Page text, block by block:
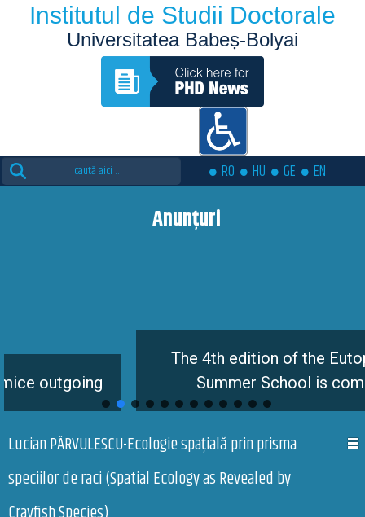
Institutul de Studii Doctorale
Universitatea Babeș-Bolyai
Search
for:
RO HU GE EN
Anunțuri
The 4th edition of the Eutopia Doctoral
Summer School is coming soon
Lucian PÂRVULESCU-Ecologie spațială prin prisma
speciilor de raci (Spatial Ecology as Revealed by